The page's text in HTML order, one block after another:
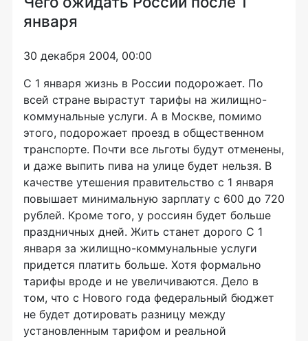
января
30 декабря 2004, 00:00
С 1 января жизнь в России подорожает. По
всей стране вырастут тарифы на жилищно-
коммунальные услуги. А в Москве, помимо
этого, подорожает проезд в общественном
транспорте. Почти все льготы будут отменены,
и даже выпить пива на улице будет нельзя. В
качестве утешения правительство с 1 января
повышает минимальную зарплату с 600 до 720
рублей. Кроме того, у россиян будет больше
праздничных дней. Жить станет дорого С 1
января за жилищно-коммунальные услуги
придется платить больше. Хотя формально
тарифы вроде и не увеличиваются. Дело в
том, что с Нового года федеральный бюджет
не будет дотировать разницу между
установленным тарифом и реальной